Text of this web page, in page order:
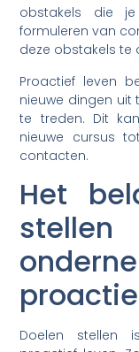
obstakels die
formuleren van
deze obstakels te
Proactief leven
nieuwe dingen
te treden. Dit
nieuwe cursus
contacten.
Het
Doelen stellen